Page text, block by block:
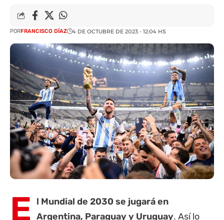
PORFRANCISCO DÍAZ 4 DE OCTUBRE DE 2023 - 12:04 HS
E
l Mundial de 2030 se jugará en
Argentina, Paraguay y Uruguay. Así lo